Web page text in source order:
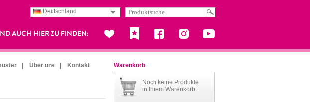
Deutschland
Über uns Kontakt Warenkorb
Noch keine Produkte
in Ihrem Warenkorb.